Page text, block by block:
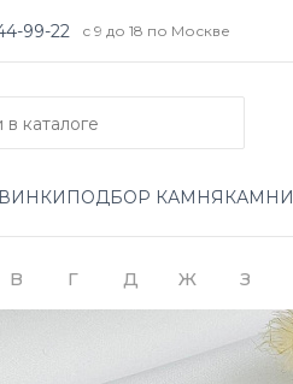
99-22 с 9 до 18 по Москве
ПОДБОР КАМНЯ КАМНИ
В Г Д Ж З